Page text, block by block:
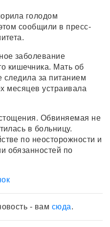
голодом
сообщили в пресс-
заболевание
кишечника. Мать об
следила за питанием
месяцев устраивала
Обвиняемая не
в больницу.
по неосторожности и
обязанностей по
- вам сюда.